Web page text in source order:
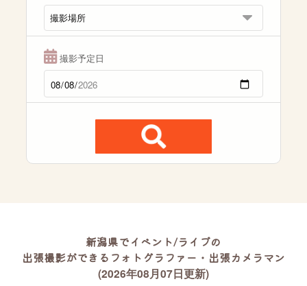
撮影予定日
新潟県でイベント/ライブの
出張撮影ができるフォトグラファー・出張カメラマン
(2026年08月07日更新)